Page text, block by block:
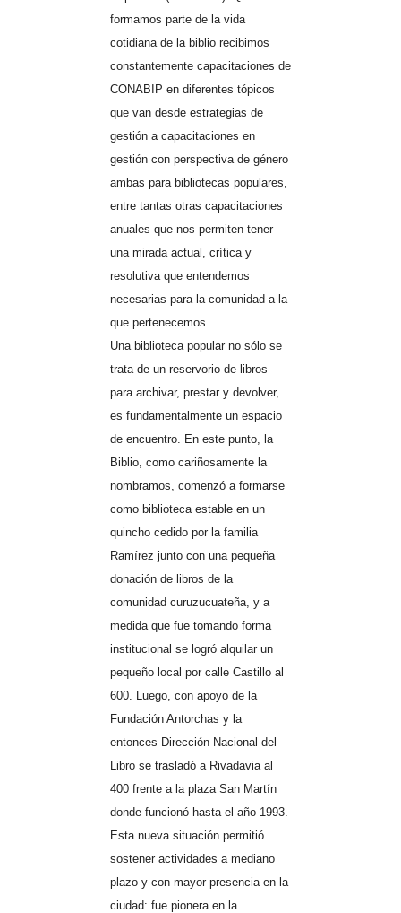
formamos parte de la vida
cotidiana de la biblio recibimos
constantemente capacitaciones de
CONABIP en diferentes tópicos
que van desde estrategias de
gestión a capacitaciones en
gestión con perspectiva de género
ambas para bibliotecas populares,
entre tantas otras capacitaciones
anuales que nos permiten tener
una mirada actual, crítica y
resolutiva que entendemos
necesarias para la comunidad a la
que pertenecemos.
Una biblioteca popular no sólo se
trata de un reservorio de libros
para archivar, prestar y devolver,
es fundamentalmente un espacio
de encuentro. En este punto, la
Biblio, como cariñosamente la
nombramos, comenzó a formarse
como biblioteca estable en un
quincho cedido por la familia
Ramírez junto con una pequeña
donación de libros de la
comunidad curuzucuateña, y a
medida que fue tomando forma
institucional se logró alquilar un
pequeño local por calle Castillo al
600. Luego, con apoyo de la
Fundación Antorchas y la
entonces Dirección Nacional del
Libro se trasladó a Rivadavia al
400 frente a la plaza San Martín
donde funcionó hasta el año 1993.
Esta nueva situación permitió
sostener actividades a mediano
plazo y con mayor presencia en la
ciudad: fue pionera en la